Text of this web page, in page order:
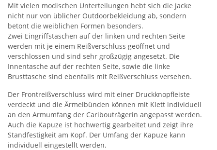
Mit vielen modischen Unterteilungen hebt sich die Jacke
nicht nur von üblicher Outdoorbekleidung ab, sondern
betont die weiblichen Formen besonders.
Zwei Eingriffstaschen auf der linken und rechten Seite
werden mit je einem Reißverschluss geöffnet und
verschlossen und sind sehr großzügig angesetzt. Die
Innentasche auf der rechten Seite, sowie die linke
Brusttasche sind ebenfalls mit Reißverschluss versehen.
Der Frontreißverschluss wird mit einer Druckknopfleiste
verdeckt und die Ärmelbünden können mit Klett individuell
an den Armumfang der Caribouträgerin angepasst werden.
Auch die Kapuze ist hochwertig gearbeitet und zeigt ihre
Standfestigkeit am Kopf. Der Umfang der Kapuze kann
individuell eingestellt werden.